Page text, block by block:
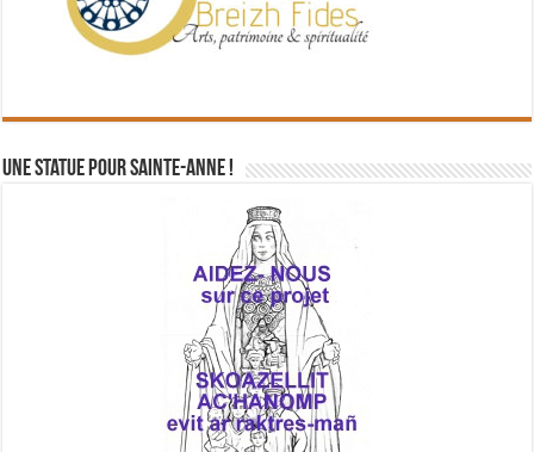
Une statue pour Sainte-Anne !